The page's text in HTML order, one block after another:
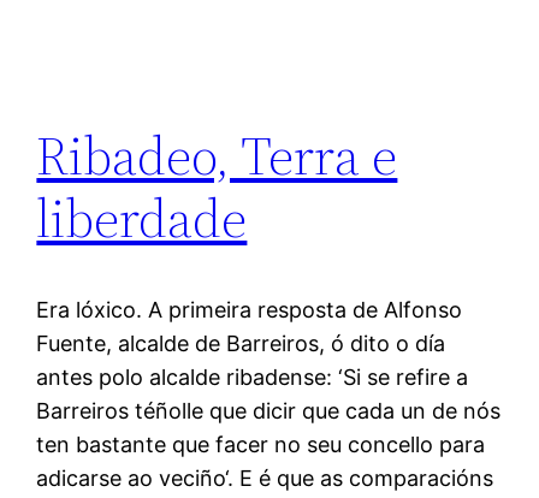
Ribadeo, Terra e
liberdade
Era lóxico. A primeira resposta de Alfonso
Fuente, alcalde de Barreiros, ó dito o día
antes polo alcalde ribadense: ‘Si se refire a
Barreiros téñolle que dicir que cada un de nós
ten bastante que facer no seu concello para
adicarse ao veciño‘. E é que as comparacións